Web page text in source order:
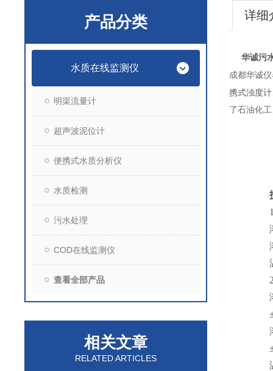
产品分类
水质在线监测仪
明渠流量计
超声波泥位计
便携式水质分析仪
水质检测
污水处理
COD在线监测仪
查看全部产品
相关文章
RELATED ARTICLES
详细
华诚污
成都华诚
携式浊度计
了石油化